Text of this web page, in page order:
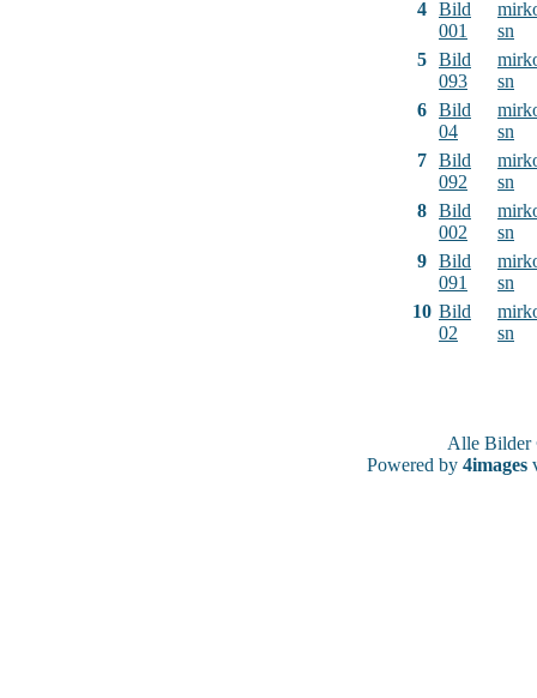
4 Bild
001
sn
5 Bild
093
sn
6 Bild
04
sn
7 Bild
092
sn
8 Bild
002
sn
9 Bild
091
sn
10 Bild
02
sn
Alle
Powered by 4images